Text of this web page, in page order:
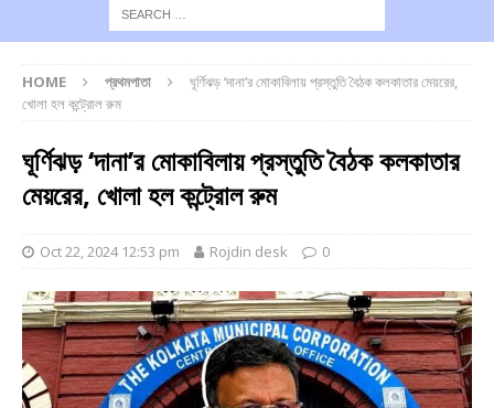
HOME প্রথমপাতা
ঘূর্ণিঝড় ‘দানা’র মোকাবিলায় প্রস্তুতি বৈঠক কলকাতার মেয়রের,
খোলা হল কন্ট্রোল রুম
ঘূর্ণিঝড় ‘দানা’র মোকাবিলায় প্রস্তুতি বৈঠক কলকাতার
মেয়রের, খোলা হল কন্ট্রোল রুম
Oct 22, 2024 12:53 pm Rojdin desk 0